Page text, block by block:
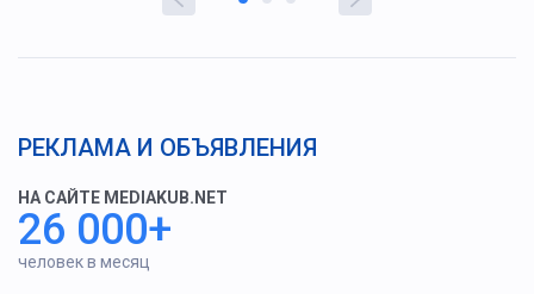
РЕКЛАМА И ОБЪЯВЛЕНИЯ
НА САЙТЕ MEDIAKUB.NET
26 000+
человек в месяц